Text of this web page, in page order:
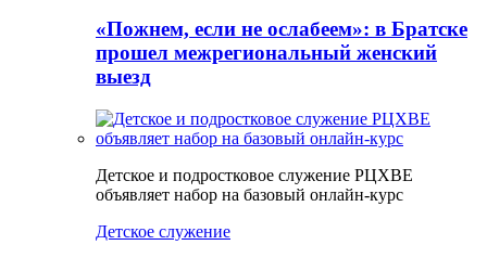
«Пожнем, если не ослабеем»: в Братске
прошел межрегиональный женский
выезд
Детское и подростковое служение РЦХВЕ
объявляет набор на базовый онлайн-курс
Детское служение